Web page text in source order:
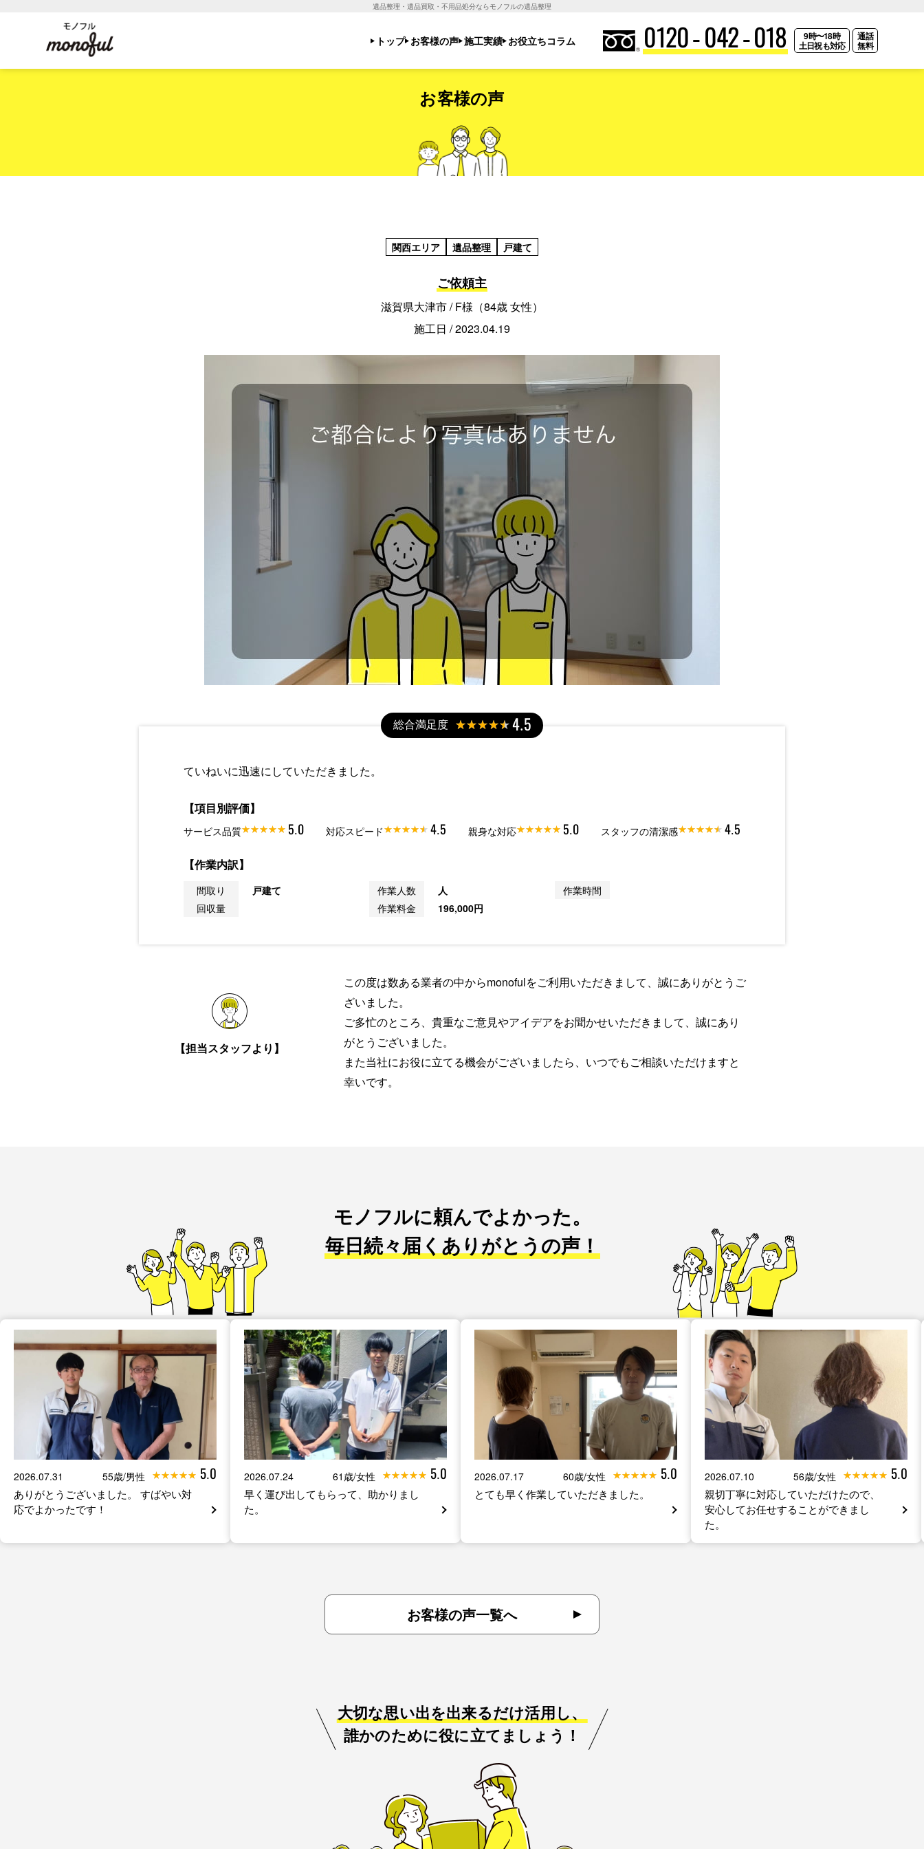
遺品整理・遺品買取・不用品処分ならモノフルの遺品整理
トップ お客様の声 施工実績 お役立ちコラム 0120-042-018 9時〜18時
土日祝も対応
通話
無料
お客様の声
関西エリア 遺品整理 戸建て
ご依頼主
滋賀県大津市 / F様（84歳 女性）
施工日 / 2023.04.19
総合満足度 4.5
ていねいに迅速にしていただきました。
【項目別評価】
サービス品質 5.0 対応スピード 4.5 親身な対応 5.0 スタッフの清潔感 4.5
【作業内訳】
間取り 戸建て 作業人数 人
作業時間
回収量
作業料金 196,000円
【担当スタッフより】
この度は数ある業者の中からmonofulをご利用いただきまして、誠にありがとうご
ざいました。
ご多忙のところ、貴重なご意見やアイデアをお聞かせいただきまして、誠にあり
がとうございました。
また当社にお役に立てる機会がございましたら、いつでもご相談いただけますと
幸いです。
モノフルに頼んでよかった。
毎日続々届くありがとうの声！
2026.07.31 55歳/男性
5.0
ありがとうございました。 すばやい対
応でよかったです！
2026.07.24 61歳/女性
5.0
早く運び出してもらって、助かりまし
た。
2026.07.17 60歳/女性
5.0
とても早く作業していただきました。
2026.07.10 56歳/女性
5.0
親切丁寧に対応していただけたので、
安心してお任せすることができまし
た。
お客様の声一覧へ
大切な思い出を出来るだけ活用し、
誰かのために役に立てましょう！